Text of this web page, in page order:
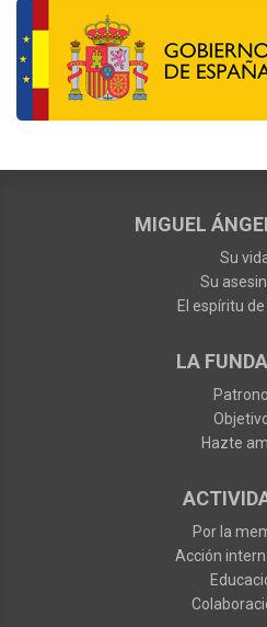
MIGUEL
Su
Su
El espíritu
LA
Hazte
Por la
Acción